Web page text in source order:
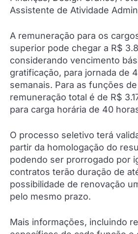
Assistente de Atividade
A remuneração para os
superior pode chegar a R$
considerando vencimento
gratificação, para jornada de
semanais. Para as funções
remuneração total é de R$
para carga horária de 40
O processo seletivo terá
partir da homologação do
podendo ser prorrogado por
contratos terão duração de
possibilidade de renovação
pelo mesmo prazo.
Mais informações, incluindo